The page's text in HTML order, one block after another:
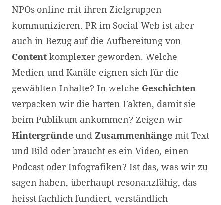
NPOs online mit ihren Zielgruppen
kommunizieren. PR im Social Web ist aber
auch in Bezug auf die Aufbereitung von
Content komplexer geworden. Welche
Medien und Kanäle eignen sich für die
gewählten Inhalte? In welche Geschichten
verpacken wir die harten Fakten, damit sie
beim Publikum ankommen? Zeigen wir
Hintergründe und Zusammenhänge mit Text
und Bild oder braucht es ein Video, einen
Podcast oder Infografiken? Ist das, was wir zu
sagen haben, überhaupt resonanzfähig, das
heisst fachlich fundiert, verständlich